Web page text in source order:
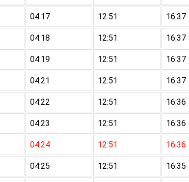
04:17 12:51 16:37
04:18 12:51 16:37
04:19 12:51 16:37
04:21 12:51 16:37
04:22 12:51 16:36
04:23 12:51 16:36
04:24 12:51 16:36
04:25 12:51 16:35